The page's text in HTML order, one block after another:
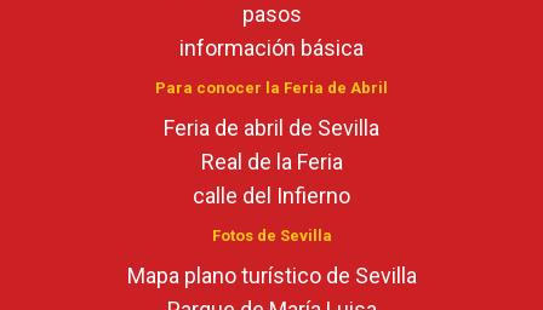
pasos
información básica
Para conocer la Feria de Abril
Feria de abril de Sevilla
Real de la Feria
calle del Infierno
Fotos de Sevilla
Mapa plano turístico de Sevilla